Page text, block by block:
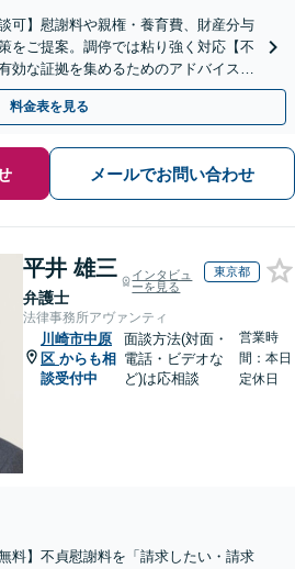
可】慰謝料や親権・養育費、財産分与
をご提案。調停では粘り強く対応【不
効な証拠を集めるためのアドバイスを
い
料金表を見る
メールでお問い合わせ
平井 雄三
弁護士
インタビュ
ーを見る
東京都
法律事務所アヴァンティ
川崎市中原
区 からも相
談受付中
面談方法(対面・
電話・ビデオな
ど)は応相談
営業時
間：本日
定休日
料】不貞慰謝料を「請求したい・請求